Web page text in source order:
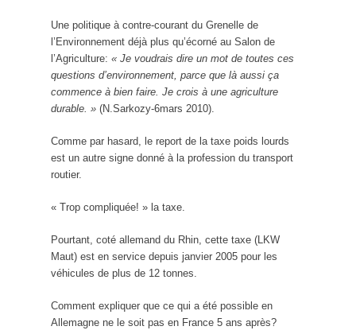
Une politique à contre-courant du Grenelle de
l’Environnement déjà plus qu’écorné au Salon de
l’Agriculture: « Je voudrais dire un mot de toutes ces
questions d’environnement, parce que là aussi ça
commence à bien faire. Je crois à une agriculture
durable. » (N.Sarkozy-6mars 2010).
Comme par hasard, le report de la taxe poids lourds
est un autre signe donné à la profession du transport
routier.
« Trop compliquée! » la taxe.
Pourtant, coté allemand du Rhin, cette taxe (LKW
Maut) est en service depuis janvier 2005 pour les
véhicules de plus de 12 tonnes.
Comment expliquer que ce qui a été possible en
Allemagne ne le soit pas en France 5 ans après?